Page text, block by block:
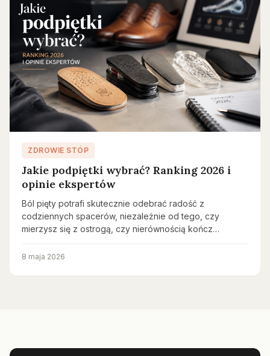
ZDROWIE STÓP
Jakie podpiętki wybrać? Ranking 2026 i
opinie ekspertów
Ból pięty potrafi skutecznie odebrać radość z
codziennych spacerów, niezależnie od tego, czy
mierzysz się z ostrogą, czy nierównością kończ…
8 maja 2026